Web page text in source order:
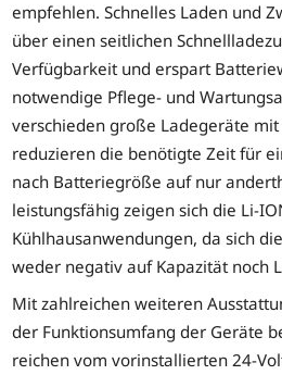
empfehlen. Schnelles Laden und
über einen seitlichen
Verfügbarkeit und erspart
notwendige Pflege- und
verschieden große Ladegeräte
reduzieren die benötigte Zeit für
nach Batteriegröße auf nur
leistungsfähig zeigen sich die Li-
Kühlhausanwendungen, da sich
weder negativ auf Kapazität noch
Mit zahlreichen weiteren
der Funktionsumfang der Geräte
reichen vom vorinstallierten 24-